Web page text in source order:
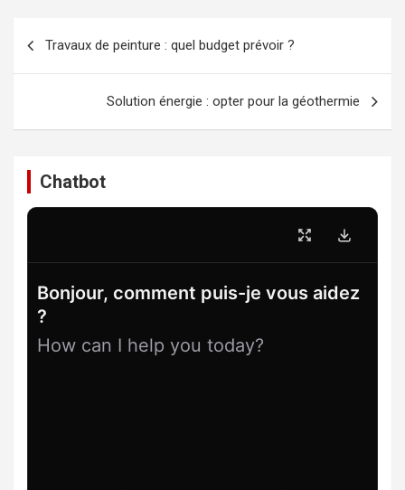
Travaux de peinture : quel budget prévoir ?
Solution énergie : opter pour la géothermie
Chatbot
Bonjour, comment puis-je vous aidez
?
How can I help you today?